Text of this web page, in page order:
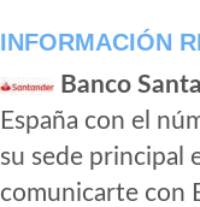
INFORMACIÓN
Banco
España con el
su sede principal
comunicarte con